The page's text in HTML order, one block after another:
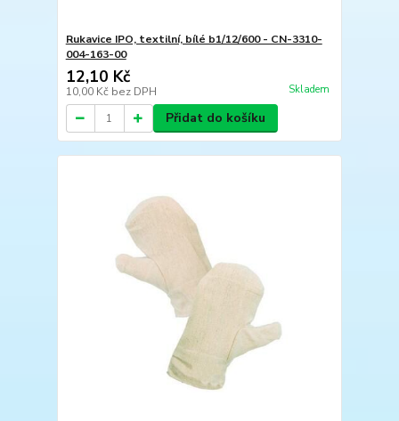
Rukavice IPO, textilní, bílé b1/12/600 - CN-3310-
004-163-00
12,10 Kč
10,00 Kč bez DPH Skladem
Přidat do košíku